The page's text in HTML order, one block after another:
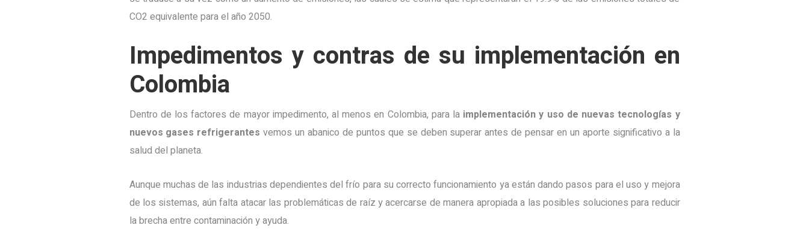
CO2 equivalente para el año 2050.
Impedimentos y contras de su implementación en
Colombia
Dentro de los factores de mayor impedimento, al menos en Colombia, para la implementación y uso de nuevas tecnologías y
nuevos gases refrigerantes vemos un abanico de puntos que se deben superar antes de pensar en un aporte significativo a la
salud del planeta.
Aunque muchas de las industrias dependientes del frío para su correcto funcionamiento ya están dando pasos para el uso y mejora
de los sistemas, aún falta atacar las problemáticas de raíz y acercarse de manera apropiada a las posibles soluciones para reducir
la brecha entre contaminación y ayuda.